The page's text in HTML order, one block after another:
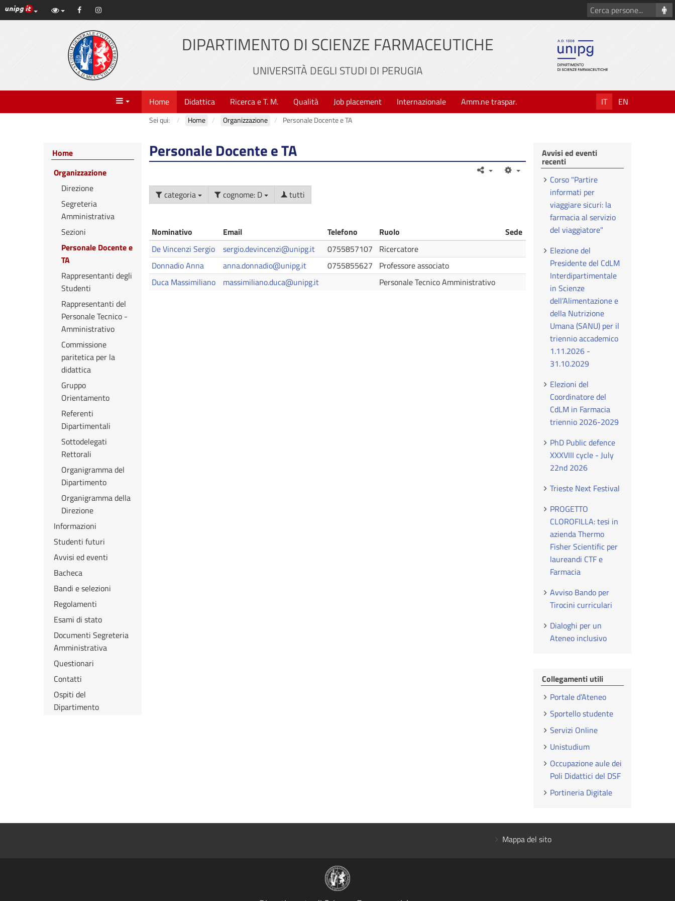
Vai
al
Link ai principali servizi web di Ateneo
Facebook
Cerca
persone
DIPARTIMENTO DI SCIENZE FARMACEUTICHE
UNIVERSITÀ DEGLI STUDI DI PERUGIA
Menu Home Didattica Ricerca e T. M. Qualità Job placement Internazionale Amm.ne traspar. IT EN
Sei qui: Home Organizzazione Personale Docente e TA
Personale Docente e TA
categoria cognome: D tutti
Nominativo Email Telefono Ruolo
Sede
De Vincenzi Sergio
sergio.devincenzi@unipg.it 0755857107
Ricercatore
Donnadio Anna
anna.donnadio@unipg.it 0755855627
Professore associato
Duca Massimiliano
massimiliano.duca@unipg.it Personale Tecnico Amministrativo
Home
Organizzazione
Direzione
Segreteria
Amministrativa
Sezioni
Personale Docente e
TA
Rappresentanti degli
Studenti
Rappresentanti del
Personale Tecnico -
Amministrativo
Commissione
paritetica per la
didattica
Gruppo
Orientamento
Referenti
Dipartimentali
Sottodelegati
Rettorali
Organigramma del
Dipartimento
Organigramma della
Direzione
Informazioni
Studenti futuri
Avvisi ed eventi
Bacheca
Bandi e selezioni
Regolamenti
Esami di stato
Documenti Segreteria
Amministrativa
Questionari
Contatti
Ospiti del
Dipartimento
Avvisi ed eventi
recenti
Corso "Partire
informati per
viaggiare sicuri: la
farmacia al servizio
del viaggiatore"
Elezione del
Presidente del CdLM
Interdipartimentale
in Scienze
dell’Alimentazione e
della Nutrizione
Umana (SANU) per il
triennio accademico
1.11.2026 -
31.10.2029
Elezioni del
Coordinatore del
CdLM in Farmacia
triennio 2026-2029
PhD Public defence
XXXVIII cycle - July
22nd 2026
Trieste Next Festival
PROGETTO
CLOROFILLA: tesi in
azienda Thermo
Fisher Scientific per
laureandi CTF e
Farmacia
Avviso Bando per
Tirocini curriculari
Dialoghi per un
Ateneo inclusivo
Collegamenti utili
Portale d’Ateneo
Sportello studente
Servizi Online
Unistudium
Occupazione aule dei
Poli Didattici del DSF
Portineria Digitale
Mappa del sito